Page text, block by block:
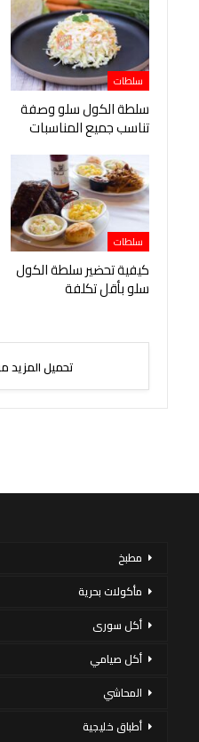
سلطات
سلطة الكول سلو وصفة
تناسب جميع المناسبات
سلطات
كيفية تحضير سلطة الكول
سلو بأقل تكلفة
تحميل المزيد
مطبخ
مأكولات بحرية
أكل سورى
أكل صيامي
المحاشي
أطباق خليجية